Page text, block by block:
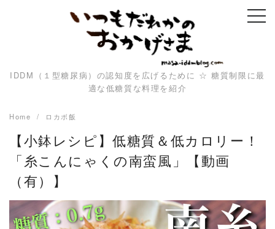
IDDM（１型糖尿病）の認知度を広げるために ☆ 糖質制限に最
適な低糖質な料理を紹介
Home ロカボ飯
【小鉢レシピ】低糖質＆低カロリー！
「糸こんにゃくの南蛮風」【動画
（有）】